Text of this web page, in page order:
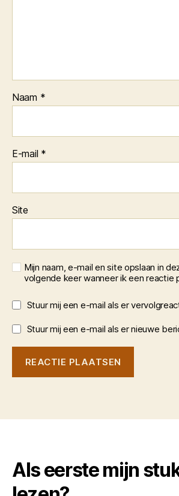
Naam *
E-mail *
Site
Mijn naam, e-mail en site opslaan in
volgende keer wanneer ik een reactie
Stuur mij een e-mail als er
Stuur mij een e-mail als er nieuwe
Als eerste mijn